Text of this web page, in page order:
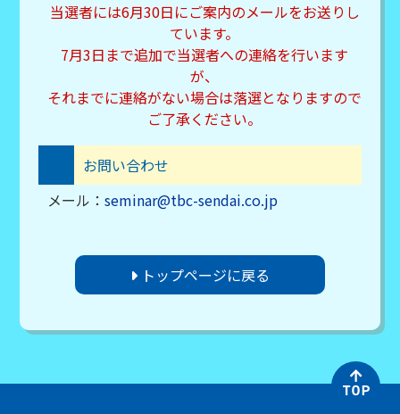
当選者には6月30日にご案内のメールをお送りし
ています。
7月3日まで追加で当選者への連絡を行います
が、
それまでに連絡がない場合は落選となりますので
ご了承ください。
お問い合わせ
メール： seminar@tbc-sendai.co.jp
トップページに戻る